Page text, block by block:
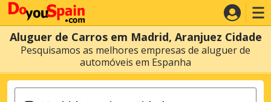
Aluguer de Carros em Madrid, Aranjuez Cidade
Pesquisamos as melhores empresas de aluguer de
automóveis em Espanha